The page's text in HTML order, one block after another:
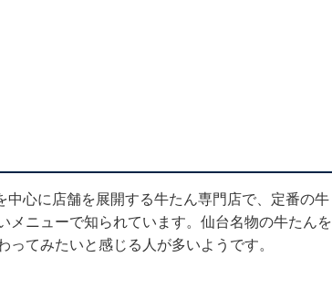
心に店舗を展開する牛たん専門店で、定番の牛
メニューで知られています。仙台名物の牛たんを
てみたいと感じる人が多いようです。